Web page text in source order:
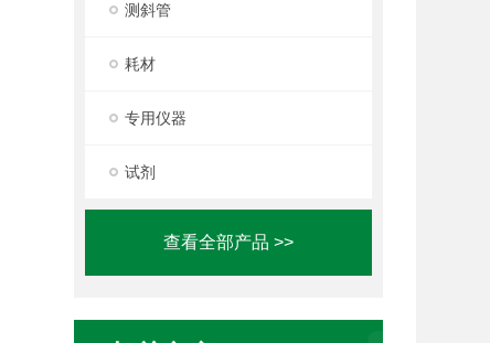
测斜管
耗材
专用仪器
试剂
查看全部产品 >>